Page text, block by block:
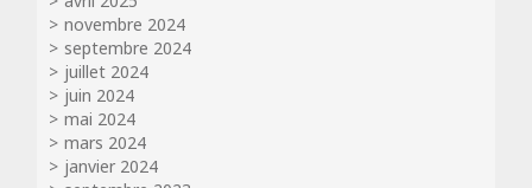
novembre 2024
septembre 2024
juillet 2024
juin 2024
mai 2024
mars 2024
janvier 2024